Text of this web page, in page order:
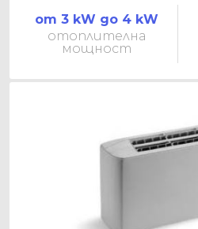
от 3 kW до 4 kW
отоплителна
мощност